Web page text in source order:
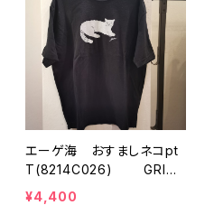
エーゲ海 おすましネコpt
T(8214C026) GRIN
グリン
¥4,400